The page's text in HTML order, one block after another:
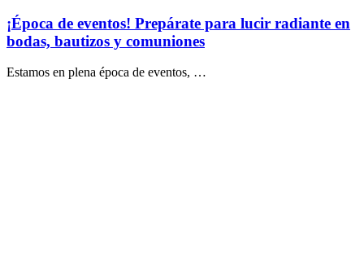
¡Época de eventos! Prepárate para lucir radiante en
bodas, bautizos y comuniones
Estamos en plena época de eventos, …